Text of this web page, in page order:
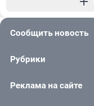
Сообщить новость
Рубрики
Реклама на сайте